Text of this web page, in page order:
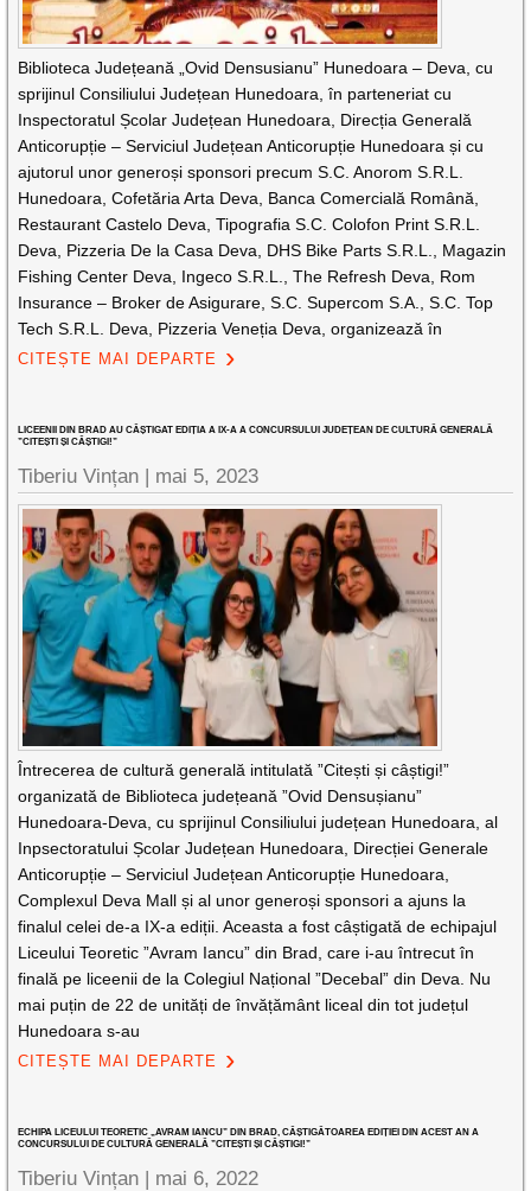
Biblioteca Județeană „Ovid Densusianu” Hunedoara – Deva, cu
sprijinul Consiliului Județean Hunedoara, în parteneriat cu
Inspectoratul Școlar Județean Hunedoara, Direcția Generală
Anticorupție – Serviciul Județean Anticorupție Hunedoara și cu
ajutorul unor generoși sponsori precum S.C. Anorom S.R.L.
Hunedoara, Cofetăria Arta Deva, Banca Comercială Română,
Restaurant Castelo Deva, Tipografia S.C. Colofon Print S.R.L.
Deva, Pizzeria De la Casa Deva, DHS Bike Parts S.R.L., Magazin
Fishing Center Deva, Ingeco S.R.L., The Refresh Deva, Rom
Insurance – Broker de Asigurare, S.C. Supercom S.A., S.C. Top
Tech S.R.L. Deva, Pizzeria Veneția Deva, organizează în
CITEȘTE MAI DEPARTE
LICEENII DIN BRAD AU CÂȘTIGAT EDIȚIA A IX-A A CONCURSULUI JUDEȚEAN DE CULTURĂ GENERALĂ
”CITEȘTI ȘI CÂȘTIGI!”
Tiberiu Vințan | mai 5, 2023
Întrecerea de cultură generală intitulată ”Citești și câștigi!”
organizată de Biblioteca județeană ”Ovid Densușianu”
Hunedoara-Deva, cu sprijinul Consiliului județean Hunedoara, al
Inpsectoratului Școlar Județean Hunedoara, Direcției Generale
Anticorupție – Serviciul Județean Anticorupție Hunedoara,
Complexul Deva Mall și al unor generoși sponsori a ajuns la
finalul celei de-a IX-a ediții. Aceasta a fost câștigată de echipajul
Liceului Teoretic ”Avram Iancu” din Brad, care i-au întrecut în
finală pe liceenii de la Colegiul Național ”Decebal” din Deva. Nu
mai puțin de 22 de unități de învățământ liceal din tot județul
Hunedoara s-au
CITEȘTE MAI DEPARTE
ECHIPA LICEULUI TEORETIC „AVRAM IANCU” DIN BRAD, CÂȘTIGĂTOAREA EDIȚIEI DIN ACEST AN A
CONCURSULUI DE CULTURĂ GENERALĂ ”CITEȘTI ȘI CÂȘTIGI!”
Tiberiu Vințan | mai 6, 2022